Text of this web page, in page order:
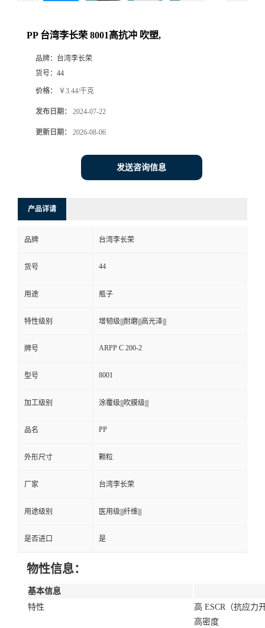
PP 台湾李长荣 8001高抗冲 吹塑,
品牌： 台湾李长荣
货号： 44
价格： ￥3.44/千克
发布日期： 2024-07-22
更新日期： 2026-08-06
发送咨询信息
产品详请
品牌 台湾李长荣
货号 44
用途 瓶子
特性级别 增韧级|||耐磨|||高光泽|||
牌号 ARPP C 200-2
型号 8001
加工级别 涂覆级|||吹膜级|||
品名 PP
外形尺寸 颗粒
厂家 台湾李长荣
用途级别 医用级|||纤维|||
是否进口 是
物性信息：
基本信息
特性
高 ESCR（抗应力
高密度